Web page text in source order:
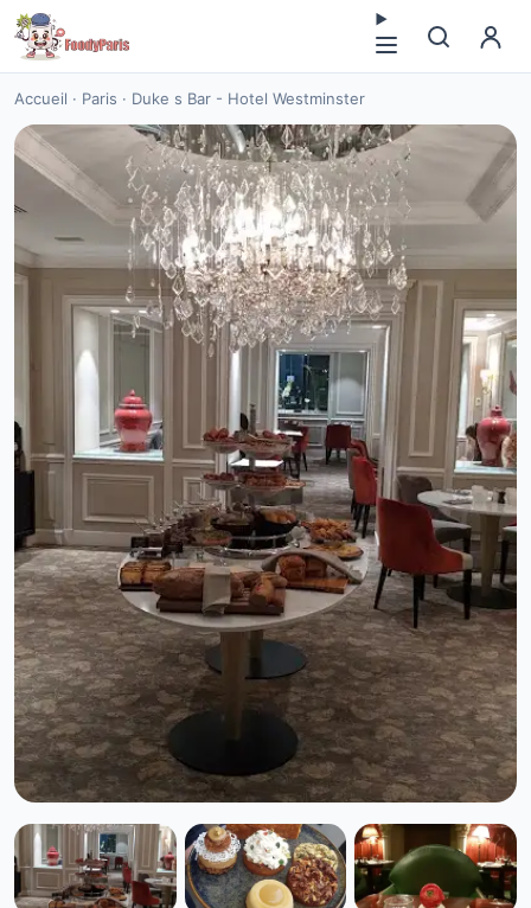
Accueil · Paris · Duke s Bar - Hotel Westminster
CUISINE EUROPÉENNE